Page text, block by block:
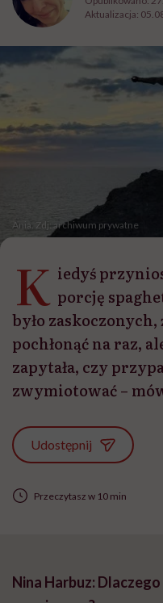
Aktualizacja:
Ania. Zdj: archiwum prywatne
K iedyś
porcję
było
pochłonąć na raz,
zapytała, czy
zwymiotować –
Udostępnij
Przeczytasz w 10 min
Nina Harbuz: